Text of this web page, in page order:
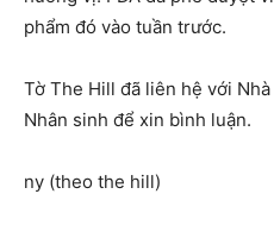
phẩm đó vào tuần trước.
Tờ The Hill đã liên hệ với
Nhân sinh để xin bình luận.
ny (theo the hill)